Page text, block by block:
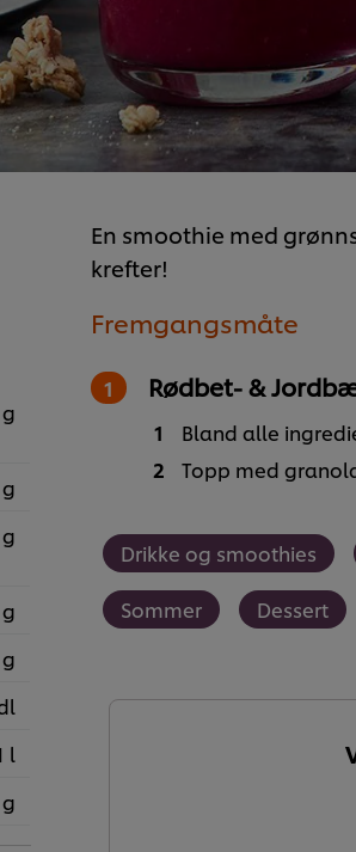
l
En smoothie med
krefter!
Fremgangsmåte
Rødbet- &
Bland alle
Topp med
Drikke og smoothies
Sommer Dessert